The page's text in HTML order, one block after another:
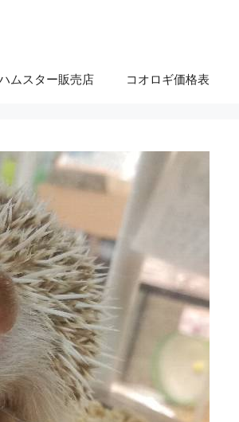
ムスター販売店 コオロギ価格表